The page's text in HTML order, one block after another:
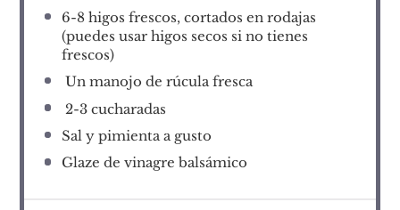
6-8higos frescos, cortados en rodajas
(puedes usar higos secos si no tienes
frescos)
Un manojo de rúcula fresca
2-3 cucharadas
Sal y pimienta a gusto
Glaze de vinagre balsámico